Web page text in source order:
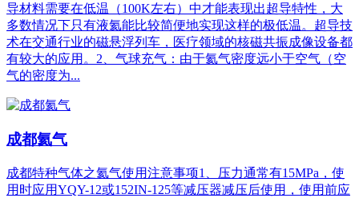
导材料需要在低温（100K左右）中才能表现出超导特性，大
多数情况下只有液氦能比较简便地实现这样的极低温。超导技
术在交通行业的磁悬浮列车，医疗领域的核磁共振成像设备都
有较大的应用。2、气球充气：由于氦气密度远小于空气（空
气的密度为...
成都氦气
成都特种气体之氦气使用注意事项1、压力通常有15MPa，使
用时应用YQY-12或152IN-125等减压器减压后使用，使用前应